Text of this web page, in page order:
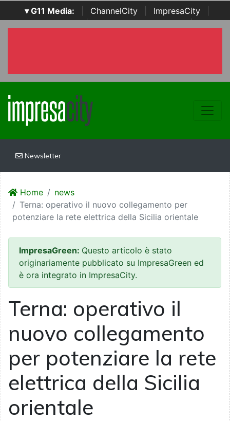
▾ G11 Media: ChannelCity ImpresaCity
SecurityOpenLab | Italian Channel Awards | Italian
Newsletter
Home
news
Terna: operativo il nuovo collegamento per
potenziare la rete elettrica della Sicilia orientale
ImpresaGreen: Questo articolo è stato
originariamente pubblicato su ImpresaGreen ed
è ora integrato in ImpresaCity.
Terna: operativo il
nuovo collegamento
per potenziare la rete
elettrica della Sicilia
orientale